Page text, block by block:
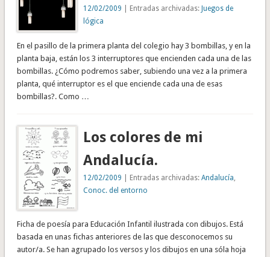
12/02/2009 | Entradas archivadas:Juegos de
lógica
En el pasillo de la primera planta del colegio hay 3 bombillas, y en la
planta baja, están los 3 interruptores que encienden cada una de las
bombillas. ¿Cómo podremos saber, subiendo una vez a la primera
planta, qué interruptor es el que enciende cada una de esas
bombillas?. Como …
Los colores de mi
Andalucía.
12/02/2009 | Entradas archivadas:Andalucía
Conoc. del entorno
Ficha de poesía para Educación Infantil ilustrada con dibujos. Está
basada en unas fichas anteriores de las que desconocemos su
autor/a. Se han agrupado los versos y los dibujos en una sóla hoja